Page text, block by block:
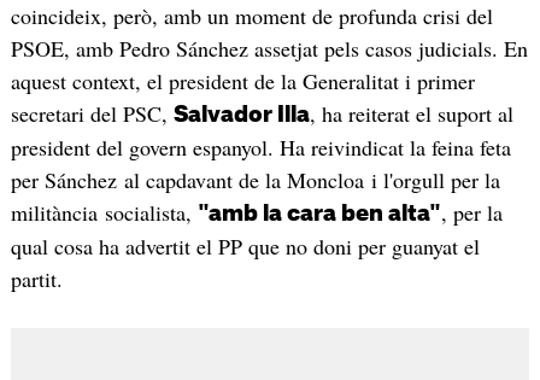
coincideix, però, amb un moment de profunda crisi del
PSOE, amb Pedro Sánchez assetjat pels casos judicials. En
aquest context, el president de la Generalitat i primer
secretari del PSC, Salvador Illa, ha reiterat el suport al
president del govern espanyol. Ha reivindicat la feina feta
per Sánchez al capdavant de la Moncloa i l'orgull per la
militància socialista, "amb la cara ben alta", per la
qual cosa ha advertit el PP que no doni per guanyat el
partit.